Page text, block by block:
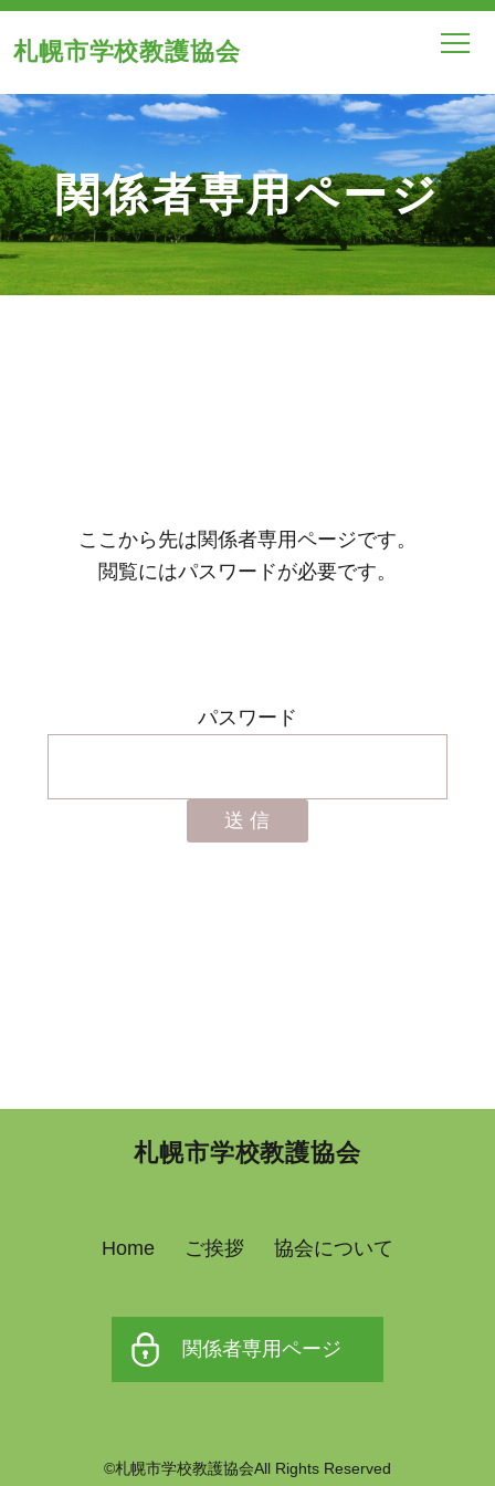
札幌市学校教護協会
関係者専用ページ
ここから先は関係者専用ページです。
閲覧にはパスワードが必要です。
パスワード
札幌市学校教護協会
Home ご挨拶 協会について
関係者専用ページ
©札幌市学校教護協会All Rights Reserved